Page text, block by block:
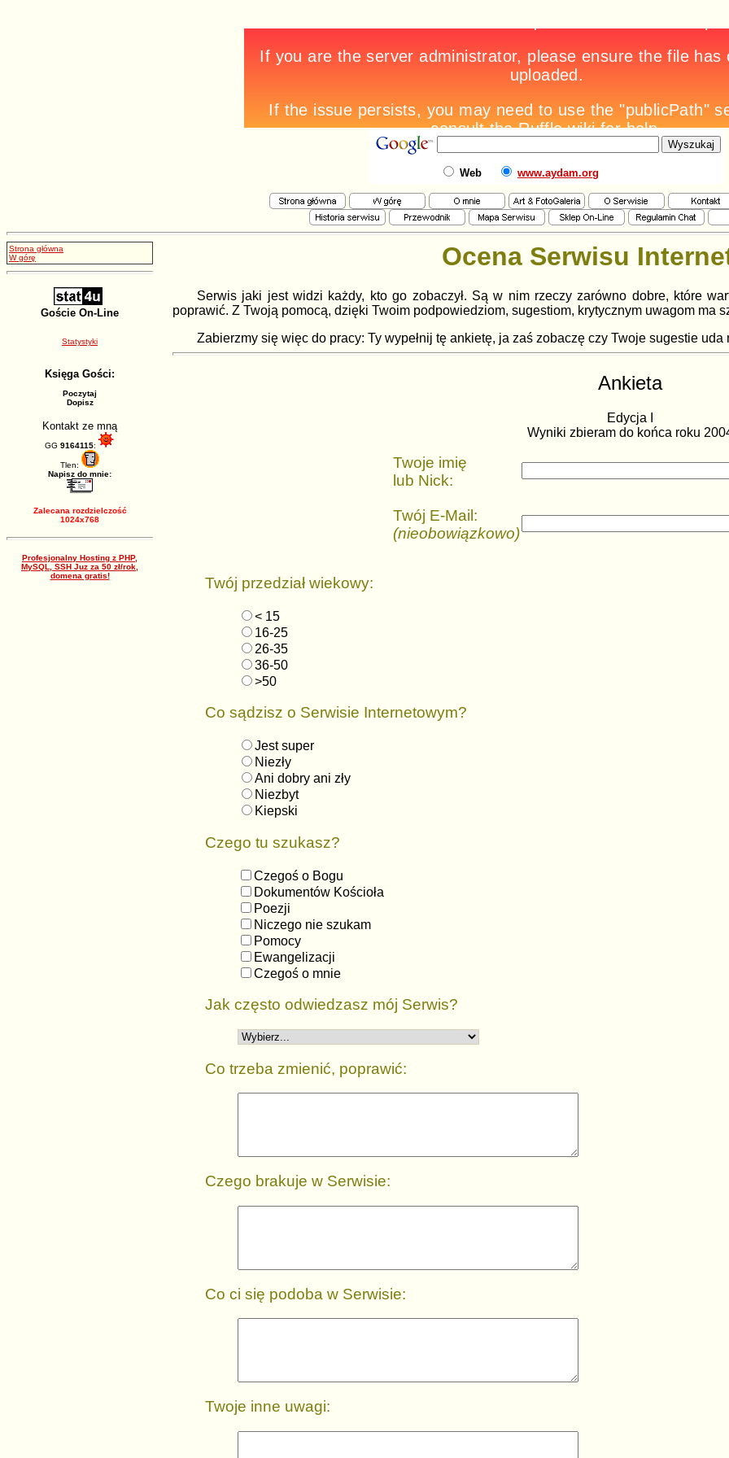
Web www.aydam.org
Strona główna
W górę
Goście On-Line
Statystyki
Księga Gości:
Poczytaj
Dopisz
Kontakt ze mną
GG 9164115:
Tlen:
Napisz do mnie:
Zalecana rozdzielczość
1024x768
Profesjonalny Hosting z PHP,
MySQL, SSH Juz za 50 zł/rok,
domena gratis!
Ocena Serwisu
Serwis jaki jest widzi każdy, kto go zobaczył. Są w nim rzeczy zarówno dobre, które
poprawić. Z Twoją pomocą, dzięki Twoim podpowiedziom, sugestiom, krytycznym uwagom ma
Zabierzmy się więc do pracy: Ty wypełnij tę ankietę, ja zaś zobaczę czy Twoje sugestie
Ankieta
Edycja I
Wyniki zbieram do końca roku
Twoje imię
lub Nick:
Twój E-Mail:
(nieobowiązkowo)
Twój przedział wiekowy:
< 15
16-25
26-35
36-50
>50
Co sądzisz o Serwisie Internetowym?
Jest super
Niezły
Ani dobry ani zły
Niezbyt
Kiepski
Czego tu szukasz?
Czegoś o Bogu
Dokumentów Kościoła
Poezji
Niczego nie szukam
Pomocy
Ewangelizacji
Czegoś o mnie
Jak często odwiedzasz mój Serwis?
Co trzeba zmienić, poprawić:
Czego brakuje w Serwisie:
Co ci się podoba w Serwisie:
Twoje inne uwagi: